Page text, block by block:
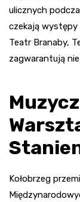
ulicznych
czekają występy
Teatr Branaby,
zagwarantują
Kołobrzeg